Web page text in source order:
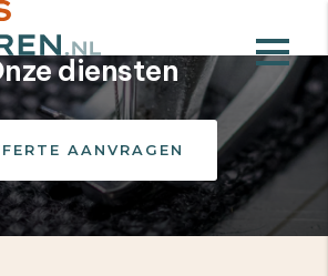
diensten
AANVRAGEN